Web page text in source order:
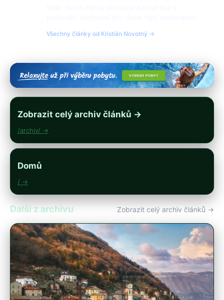
Všechny články od Kristián Novotný →
Zobrazit celý archiv článků →
/archiv/ →
Domů
/ →
Další z archivu Zobrazit celý archiv článků →